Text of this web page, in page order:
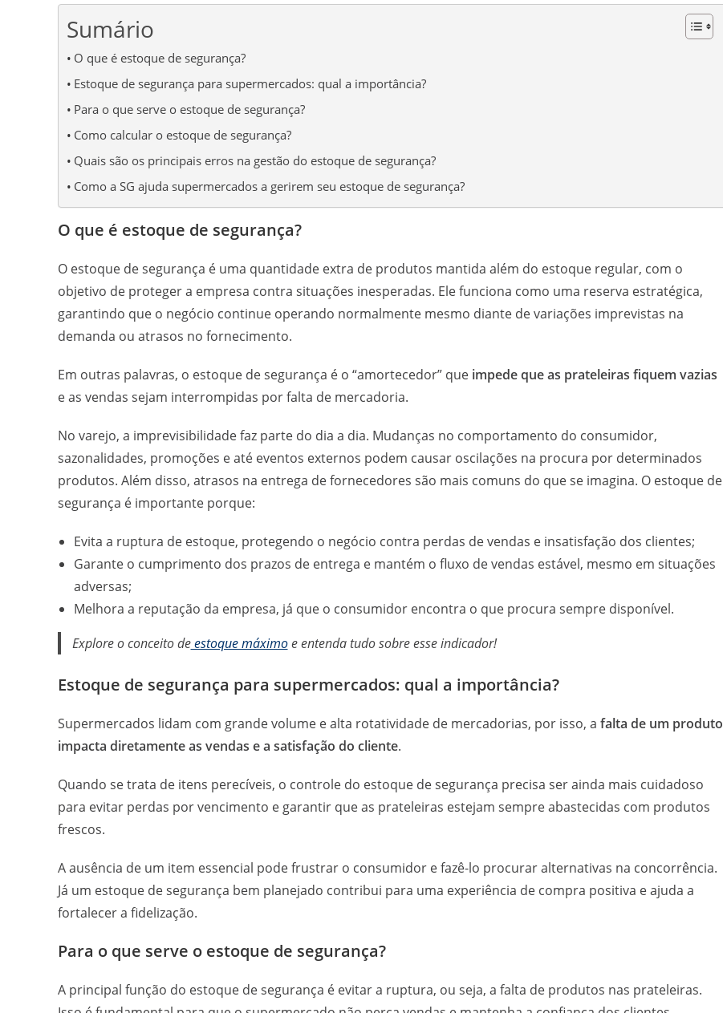
Sumário
O que é estoque de segurança?
Estoque de segurança para supermercados: qual a importância?
Para o que serve o estoque de segurança?
Como calcular o estoque de segurança?
Quais são os principais erros na gestão do estoque de segurança?
Como a SG ajuda supermercados a gerirem seu estoque de segurança?
O que é estoque de segurança?
O estoque de segurança é uma quantidade extra de produtos mantida além do estoque regular, com o
objetivo de proteger a empresa contra situações inesperadas. Ele funciona como uma reserva estratégica,
garantindo que o negócio continue operando normalmente mesmo diante de variações imprevistas na
demanda ou atrasos no fornecimento.
Em outras palavras, o estoque de segurança é o “amortecedor” que impede que as prateleiras fiquem vazias
e as vendas sejam interrompidas por falta de mercadoria.
No varejo, a imprevisibilidade faz parte do dia a dia. Mudanças no comportamento do consumidor,
sazonalidades, promoções e até eventos externos podem causar oscilações na procura por determinados
produtos. Além disso, atrasos na entrega de fornecedores são mais comuns do que se imagina. O estoque de
segurança é importante porque:
Evita a ruptura de estoque, protegendo o negócio contra perdas de vendas e insatisfação dos clientes;
Garante o cumprimento dos prazos de entrega e mantém o fluxo de vendas estável, mesmo em situações
adversas;
Melhora a reputação da empresa, já que o consumidor encontra o que procura sempre disponível.
Explore o conceito deestoque máximoe entenda tudo sobre esse indicador!
Estoque de segurança para supermercados: qual a importância?
Supermercados lidam com grande volume e alta rotatividade de mercadorias, por isso, a falta de um produto
impacta diretamente as vendas e a satisfação do cliente.
Quando se trata de itens perecíveis, o controle do estoque de segurança precisa ser ainda mais cuidadoso
para evitar perdas por vencimento e garantir que as prateleiras estejam sempre abastecidas com produtos
frescos.
A ausência de um item essencial pode frustrar o consumidor e fazê-lo procurar alternativas na concorrência.
Já um estoque de segurança bem planejado contribui para uma experiência de compra positiva e ajuda a
fortalecer a fidelização.
Para o que serve o estoque de segurança?
A principal função do estoque de segurança é evitar a ruptura, ou seja, a falta de produtos nas prateleiras.